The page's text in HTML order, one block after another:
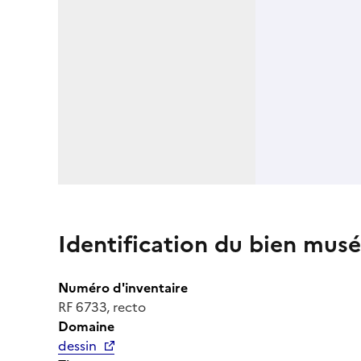
Identification du bien
Numéro d'inventaire
RF 6733, recto
Domaine
dessin